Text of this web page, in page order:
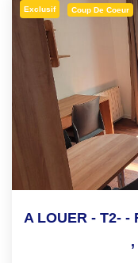
Exclusif Coup De Coeur
,